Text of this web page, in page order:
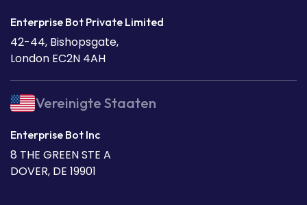
Enterprise Bot Private Limited
42-44, Bishopsgate,
London EC2N 4AH
Vereinigte Staaten
Enterprise Bot Inc
8 THE GREEN STE A
DOVER, DE 19901